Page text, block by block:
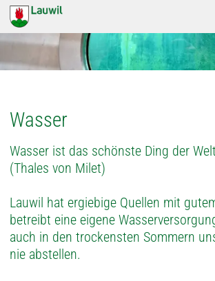
Wasser
Wasser ist das schönste Ding der
(Thales von Milet)
Lauwil hat ergiebige Quellen mit
betreibt eine eigene
auch in den trockensten Sommern
nie abstellen.